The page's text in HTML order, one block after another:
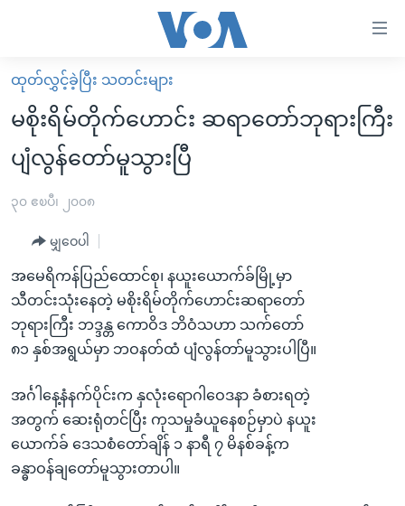
လွယ်ကူ
စေ
သည့်
Link
များ
အကြောင်းအရာ
ကြည့်
စာမျက်နှာ
မူလစာမျက်နှာ
မြန်မာ
ကမ္ဘာ့သတင်းများ
နိုင်ငံတကာ
အစ္စရေး-ပါလက်စတိုင်း
ဗွီဒီယို
ရပ်ဝန်းတခု လမ်းတခု အလွန်
အင်္ဂလိပ်စာလေ့လာမယ်
အမေရိကန်သုံးအီဒီယံ
မကြေးမုံရဲ့ အင်္ဂလိပ်စာ
ရုပ်ရှင်ထဲက အင်္ဂလိပ်စာ
သုတပဒေသာ အင်္ဂလိပ်စာ
အပတ်စဉ်ကဏ္ဍများ
ရေဒီယို
တီဗွီ
ရေဒီယိုနှင့်ရုပ်သံ အချက်အလက်များ
ရေဒီယို/တီဗွီအစီအစဉ်
Learning English
ဗွီအိုအေ လူမှုကွန်ယက်များ
ထုတ်လွှင့်ခဲ့ပြီး သတင်းများ
မစိုးရိမ်တိုက်ဟောင်း ဆရာတော်ဘုရားကြီး
ပျံလွန်တော်မူသွားပြီ
၃၀ ဧၿပီ၊ ၂၀၀၈
မျှဝေပါ
အမေရိကန်ပြည်ထောင်စု၊ နယူးယောက်ခ်မြို့မှာ
သီတင်းသုံးနေတဲ့ မစိုးရိမ်တိုက်ဟောင်းဆရာတော်
ဘုရားကြီး ဘဒ္ဒန္တ ကောဝိဒ ဘိဝံသဟာ သက်တော်
၈၁ နှစ်အရွယ်မှာ ဘဝနတ်ထံ ပျံလွန်တာ်မူသွားပါပြီ။
အင်္ဂါနေ့နံနက်ပိုင်းက နှလုံးရောဂါဝေဒနာ ခံစားရတဲ့
အတွက် ဆေးရုံတင်ပြီး ကုသမှုခံယူနေစဉ်မှာပဲ နယူး
ယောက်ခ် ဒေသစံတော်ချိန် ၁ နာရီ ၇ မိနစ်ခန့်က
ခန္ဓာဝန်ချတော်မူသွားတာပါ။